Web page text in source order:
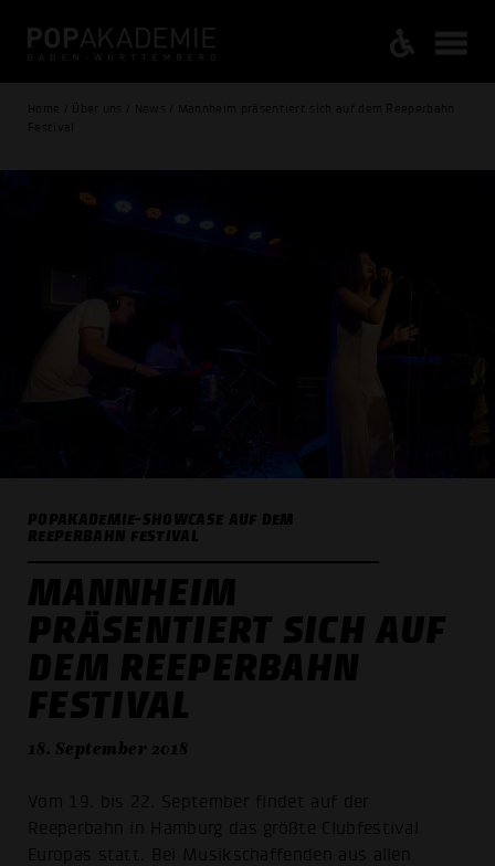
Home / Über uns / News / Mannheim präsentiert sich auf dem Reeperbahn
Festival
POPAKADEMIE-SHOWCASE AUF DEM
REEPERBAHN FESTIVAL
MANNHEIM
PRÄSENTIERT SICH AUF
DEM REEPERBAHN
FESTIVAL
18. September 2018
Vom 19. bis 22. September findet auf der
Reeperbahn in Hamburg das größte Clubfestival
Europas statt. Bei Musikschaffenden aus allen